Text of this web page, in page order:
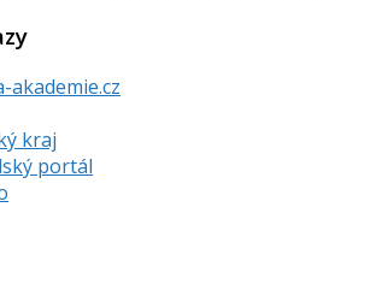
akademie.cz
kraj
portál